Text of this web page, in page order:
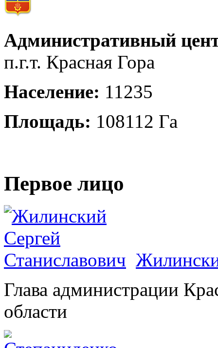
Административный
п.г.т. Красная Гора
Население: 11235
Площадь: 108112 Га
Первое лицо
Глава администрации
области